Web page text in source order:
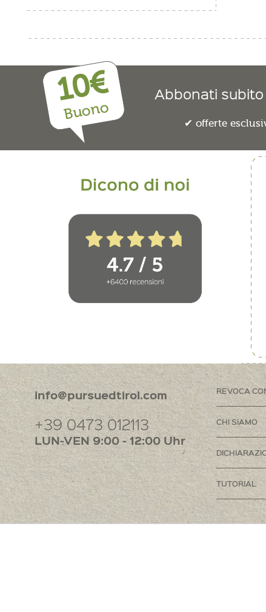
10€
Buono
Abbonati
offerte
info@pursuedtirol.com
+39 0473 012113
LUN-VEN 9:00 - 12:00 Uhr
REVOCA
CHI SIAMO
TUTORIAL